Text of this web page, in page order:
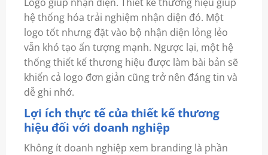
hệ thống hóa trải nghiệm nhận diện đó. Một
logo tốt nhưng đặt vào bộ nhận diện lỏng lẻo
vẫn khó tạo ấn tượng mạnh. Ngược lại, một hệ
thống thiết kế thương hiệu được làm bài bản sẽ
khiến cả logo đơn giản cũng trở nên đáng tin và
dễ ghi nhớ.
Lợi ích thực tế của thiết kế thương
hiệu đối với doanh nghiệp
Không ít doanh nghiệp xem branding là phần